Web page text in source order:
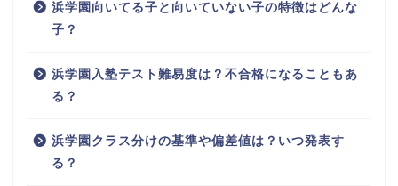
浜学園向いてる子と向いていない子の特徴はどんな
子？
浜学園入塾テスト難易度は？不合格になることもあ
る？
浜学園クラス分けの基準や偏差値は？いつ発表す
る？